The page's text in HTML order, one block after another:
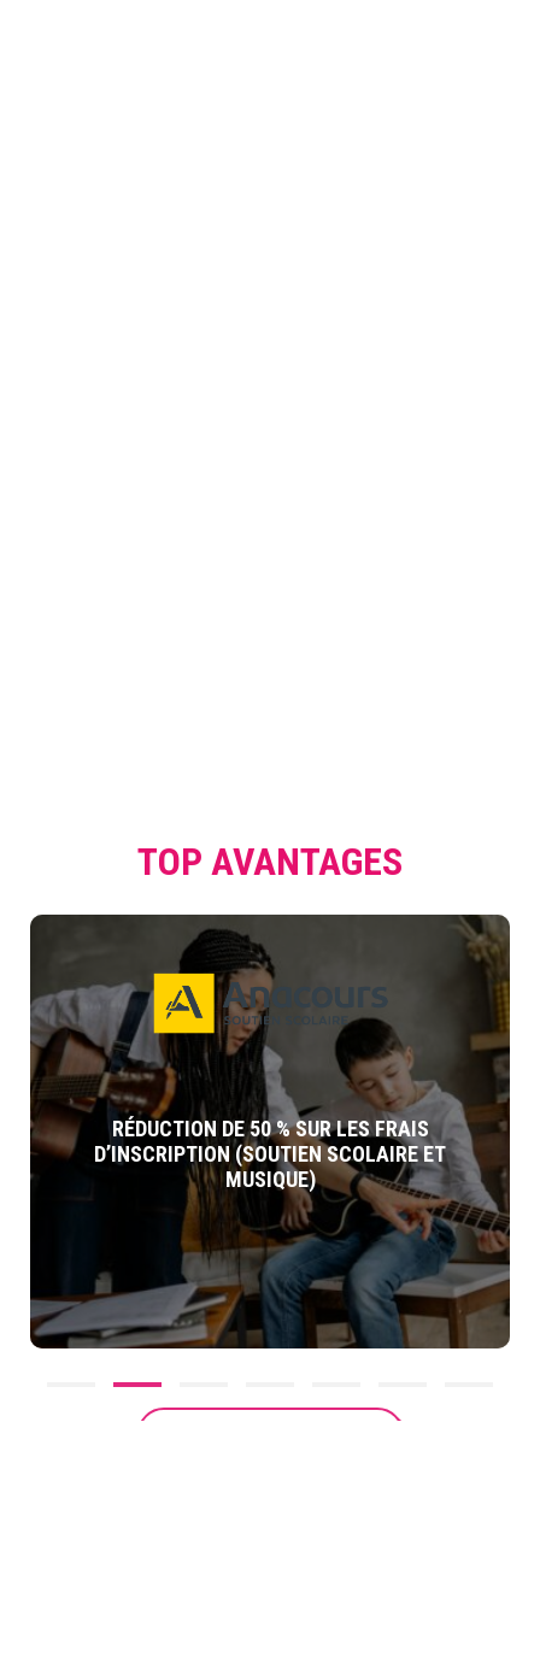
TOP AVANTAGES
RÉDUCTION DE 50 % SUR LES FRAIS
D’INSCRIPTION (SOUTIEN SCOLAIRE ET
MUSIQUE)